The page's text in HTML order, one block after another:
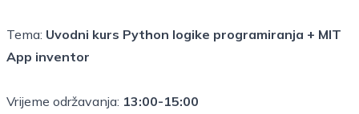
Tema: Uvodni kurs Python logike programiranja + MIT
App inventor
Vrijeme održavanja: 13:00-15:00